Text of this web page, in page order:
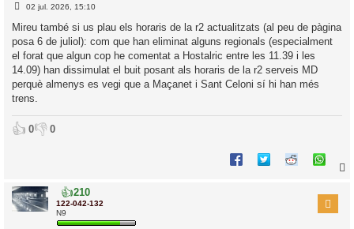
E
t
r
a
d
a
02 jul. 2026, 15:10
Mireu també si us plau els horaris de la r2 actualitzats (al peu de pàgina
posa 6 de juliol): com que han eliminat alguns regionals (especialment
el forat que algun cop he comentat a Hostalric entre les 11.39 i les
14.09) han dissimulat el buit posant als horaris de la r2 serveis MD
perquè almenys es vegi que a Maçanet i Sant Celoni sí hi han més
trens.
👍 0👎 0
👍210
122-042-132
N9